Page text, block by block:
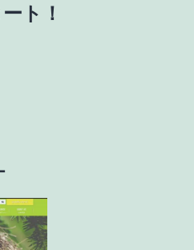
ト！